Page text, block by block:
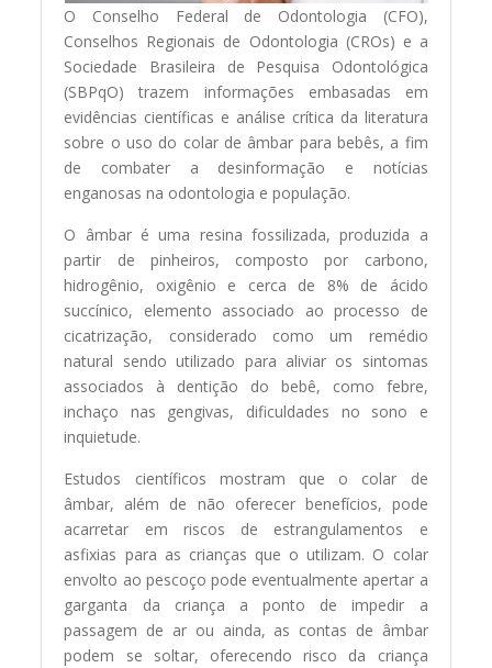
O Conselho Federal de Odontologia (CFO),
Conselhos Regionais de Odontologia (CROs) e a
Sociedade Brasileira de Pesquisa Odontológica
(SBPqO) trazem informações embasadas em
evidências científicas e análise crítica da literatura
sobre o uso do colar de âmbar para bebês, a fim
de combater a desinformação e notícias
enganosas na odontologia e população.
O âmbar é uma resina fossilizada, produzida a
partir de pinheiros, composto por carbono,
hidrogênio, oxigênio e cerca de 8% de ácido
succínico, elemento associado ao processo de
cicatrização, considerado como um remédio
natural sendo utilizado para aliviar os sintomas
associados à dentição do bebê, como febre,
inchaço nas gengivas, dificuldades no sono e
inquietude.
Estudos científicos mostram que o colar de
âmbar, além de não oferecer benefícios, pode
acarretar em riscos de estrangulamentos e
asfixias para as crianças que o utilizam. O colar
envolto ao pescoço pode eventualmente apertar a
garganta da criança a ponto de impedir a
passagem de ar ou ainda, as contas de âmbar
podem se soltar, oferecendo risco da criança